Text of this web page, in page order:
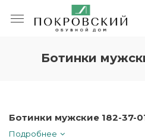
Ботинки
Ботинки мужские 182-37-
Подробнее